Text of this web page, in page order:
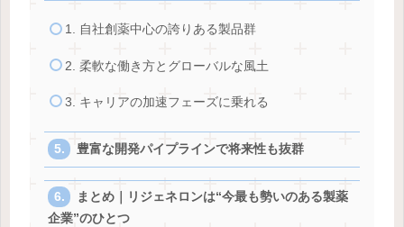
1. 自社創薬中心の誇りある製品群
2. 柔軟な働き方とグローバルな風土
3. キャリアの加速フェーズに乗れる
豊富な開発パイプラインで将来性も抜群
まとめ｜リジェネロンは“今最も勢いのある製薬
企業”のひとつ